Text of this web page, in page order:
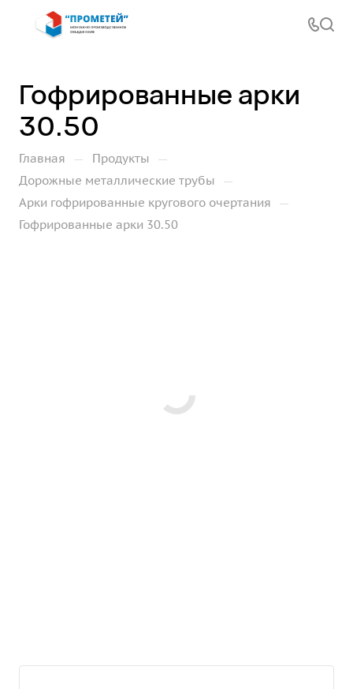
Гофрированные арки
30.50
Главная — Продукты —
Дорожные металлические трубы —
Арки гофрированные кругового очертания —
Гофрированные арки 30.50